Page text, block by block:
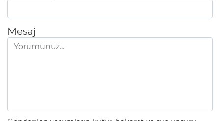
Mesaj